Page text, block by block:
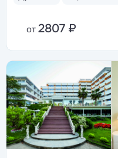
от 2807 ₽